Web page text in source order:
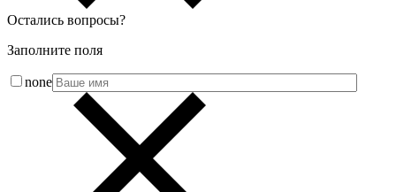
Остались вопросы?
Заполните поля
none